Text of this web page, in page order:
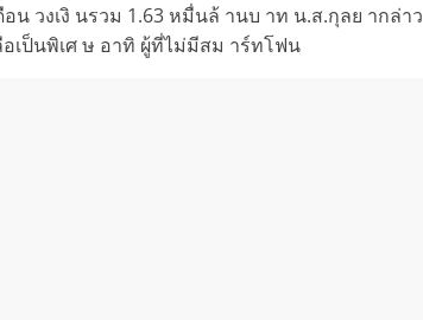
น วงเงิ นรวม 1.63 หมื่นล้ านบ าท น.ส.กุลย ากล่าว
เป็นพิเศ ษ อาทิ ผู้ที่ไม่มีสม าร์ทโฟน